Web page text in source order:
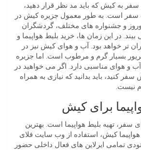
به کیش که باید مد نظر قرار دهید،
سفر است. به طور معمول جزیره کیش در
و جشنواره های مختلف، گردشگران
در این زمان ها، خرید بلیط هواپیما و
تر خواهد بود. آب و هوای کیش نیز در
بسیار گرم و مرطوب است. اما جزیره
و هوای مناسبی دارد. اگر می خواهید در
کنید، باید بدانید که نیازی به همراه
نیست.
برای کیش
سفر، تهیه بلیط هواپیما است. بهترین
کیش، استفاده از وب سایت فلای
تمامی ایرلاین های فعال داخلی حضور